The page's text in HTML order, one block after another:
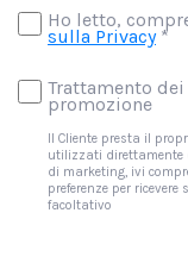
Ho letto,
sulla Privacy*
Trattamento
promozione
Il Cliente presta il
utilizzati direttamente
di marketing, ivi
preferenze per
facoltativo